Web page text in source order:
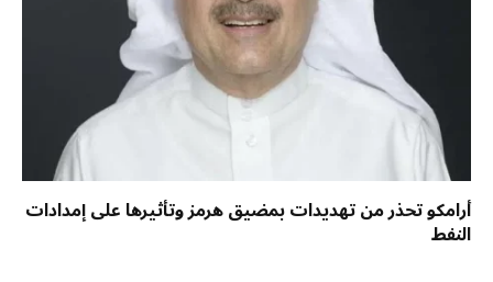
أرامكو تحذر من تهديدات بمضيق هرمز وتأثيرها على إمدادات
النفط